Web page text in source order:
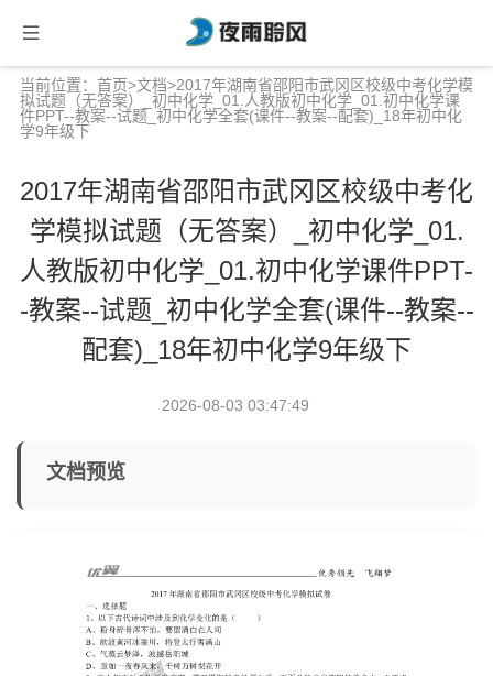
当前位置： 首页>文档>2017年湖南省邵阳市武冈区校级中考化学模
拟试题（无答案）_初中化学_01.人教版初中化学_01.初中化学课
件PPT--教案--试题_初中化学全套(课件--教案--配套)_18年初中化
学9年级下
2017年湖南省邵阳市武冈区校级中考化
学模拟试题（无答案）_初中化学_01.
人教版初中化学_01.初中化学课件PPT-
-教案--试题_初中化学全套(课件--教案--
配套)_18年初中化学9年级下
2026-08-03 03:47:49
文档预览